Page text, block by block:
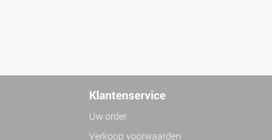
Klantenservice
Uw order
Verkoop voorwaarden